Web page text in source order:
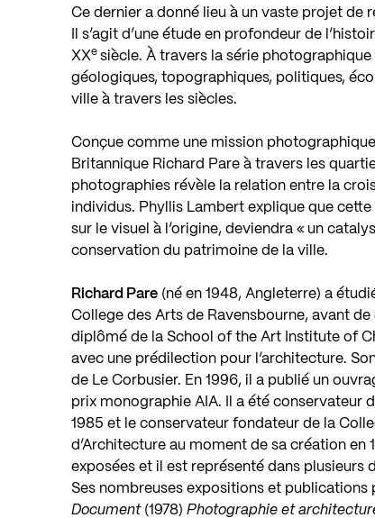
Ce dernier a donné lieu à un vaste projet de
Il s’agit d’une étude en profondeur de
XXe siècle. À travers la série photographique
géologiques, topographiques, politiques,
ville à travers les siècles.
Conçue comme une mission
Britannique Richard Pare à travers les
photographies révèle la relation entre la
individus. Phyllis Lambert explique que
sur le visuel à l’origine, deviendra « un
conservation du patrimoine de la ville.
Richard Pare (né en 1948, Angleterre) a
College des Arts de Ravensbourne, avant de
diplômé de la School of the Art Institute of
avec une prédilection pour l’architecture.
de Le Corbusier. En 1996, il a publié un
prix monographie AIA. Il a été conservateur
1985 et le conservateur fondateur de la
d’Architecture au moment de sa création en
exposées et il est représenté dans
Ses nombreuses expositions et publications
Document (1978) Photographie et